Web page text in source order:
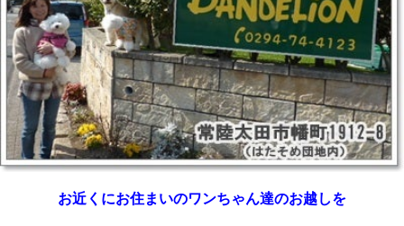
お近くにお住まいのワンちゃん達のお越しを